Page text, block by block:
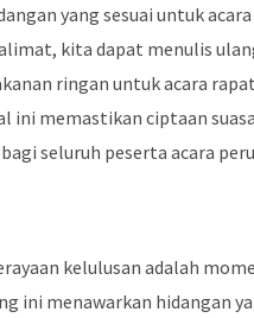
yang sesuai untuk
kita dapat menulis
ringan untuk acara
ini memastikan ciptaan
seluruh peserta acara
kelulusan adalah
ini menawarkan hidangan